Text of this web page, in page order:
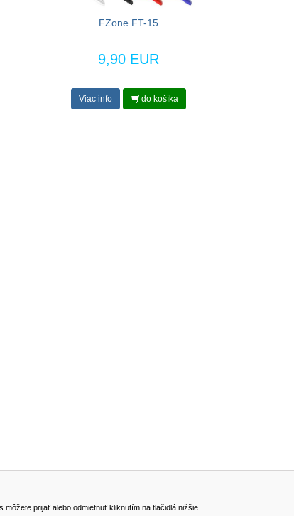
prijať alebo odmietnuť kliknutím na tlačidlá nižšie.
FZone FT-15
9,90 EUR
Viac info do košíka